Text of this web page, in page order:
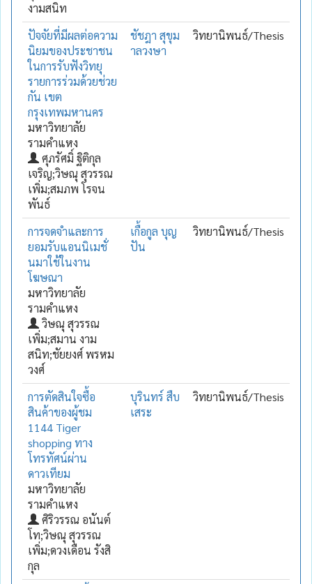
งามสนิท
ปัจจัยที่มีผลต่อความ
นิยมของประชาชน
ในการรับฟังวิทยุ
รายการร่วมด้วยช่วย
กัน เขต
กรุงเทพมหานคร
มหาวิทยาลัย
รามคำแหง
ศุภรัศมิ์ ฐิติกุล
เจริญ;วิษณุ สุวรรณ
เพิ่ม;สมภพ โรจน
พันธ์
ชัชฎา สุขุม
าลวงษา
วิทยานิพนธ์/Thesis
การจดจำและการ
ยอมรับแอนนิเมชั่
นมาใช้ในงาน
โฆษณา
มหาวิทยาลัย
รามคำแหง
วิษณุ สุวรรณ
เพิ่ม;สมาน งาม
สนิท;ชัยยงศ์ พรหม
วงศ์
เกื้อกูล บุญ
ปัน
วิทยานิพนธ์/Thesis
การตัดสินใจซื้อ
สินค้าของผู้ชม
1144 Tiger
shopping ทาง
โทรทัศน์ผ่าน
ดาวเทียม
มหาวิทยาลัย
รามคำแหง
ศิริวรรณ อนันต์
โท;วิษณุ สุวรรณ
เพิ่ม;ดวงเดือน รังสิ
กุล
บุรินทร์ สืบ
เสระ
วิทยานิพนธ์/Thesis